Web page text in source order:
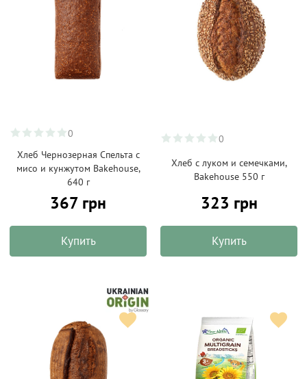
0
Хлеб Чернозерная Спельта с
мисо и кунжутом Bakehouse,
640 г
367 грн
Купить
0
Хлеб с луком и семечками,
Bakehouse 550 г
323 грн
Купить